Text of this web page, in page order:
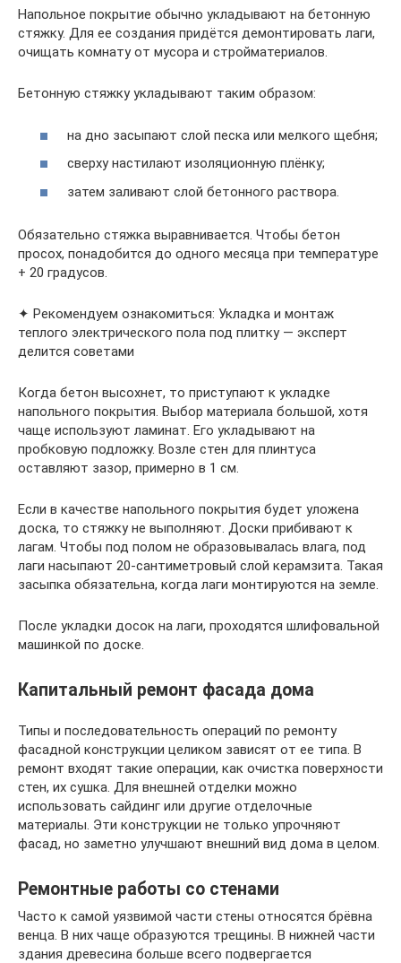
Напольное покрытие обычно укладывают на бетонную
стяжку. Для ее создания придётся демонтировать лаги,
очищать комнату от мусора и стройматериалов.
Бетонную стяжку укладывают таким образом:
на дно засыпают слой песка или мелкого щебня;
сверху настилают изоляционную плёнку;
затем заливают слой бетонного раствора.
Обязательно стяжка выравнивается. Чтобы бетон
просох, понадобится до одного месяца при температуре
+ 20 градусов.
✦ Рекомендуем ознакомиться: Укладка и монтаж
теплого электрического пола под плитку — эксперт
делится советами
Когда бетон высохнет, то приступают к укладке
напольного покрытия. Выбор материала большой, хотя
чаще используют ламинат. Его укладывают на
пробковую подложку. Возле стен для плинтуса
оставляют зазор, примерно в 1 см.
Если в качестве напольного покрытия будет уложена
доска, то стяжку не выполняют. Доски прибивают к
лагам. Чтобы под полом не образовывалась влага, под
лаги насыпают 20-сантиметровый слой керамзита. Такая
засыпка обязательна, когда лаги монтируются на земле.
После укладки досок на лаги, проходятся шлифовальной
машинкой по доске.
Капитальный ремонт фасада дома
Типы и последовательность операций по ремонту
фасадной конструкции целиком зависят от ее типа. В
ремонт входят такие операции, как очистка поверхности
стен, их сушка. Для внешней отделки можно
использовать сайдинг или другие отделочные
материалы. Эти конструкции не только упрочняют
фасад, но заметно улучшают внешний вид дома в целом.
Ремонтные работы со стенами
Часто к самой уязвимой части стены относятся брёвна
венца. В них чаще образуются трещины. В нижней части
здания древесина больше всего подвергается